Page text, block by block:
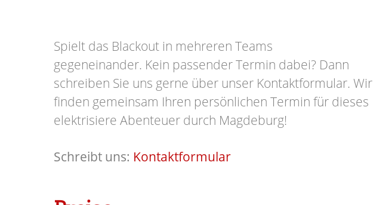
Spielt das Blackout in mehreren Teams
gegeneinander. Kein passender Termin dabei? Dann
schreiben Sie uns gerne über unser Kontaktformular. Wir
finden gemeinsam Ihren persönlichen Termin für dieses
elektrisiere Abenteuer durch Magdeburg!
Schreibt uns: Kontaktformular